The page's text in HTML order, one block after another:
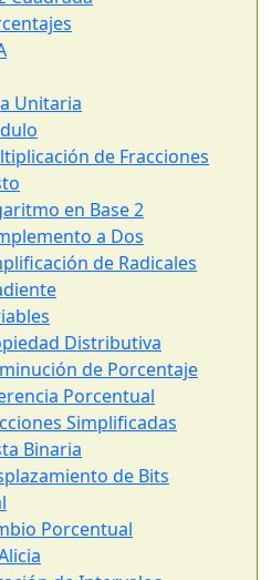
Unitaria
de Fracciones
en Base 2
a Dos
de Radicales
Distributiva
de Porcentaje
Porcentual
Simplificadas
Binaria
de Bits
Porcentual